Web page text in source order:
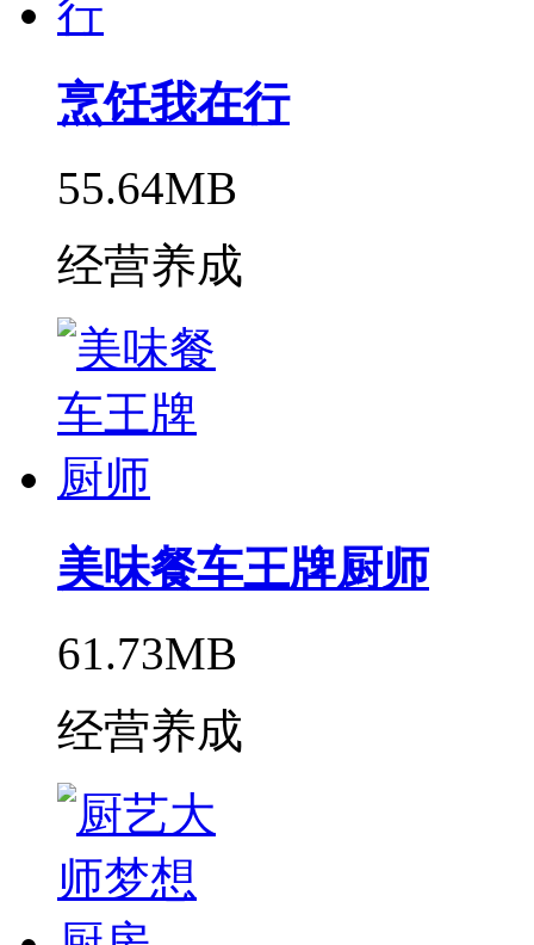
烹饪我在行
55.64MB
经营养成
美味餐车王牌厨师
61.73MB
经营养成